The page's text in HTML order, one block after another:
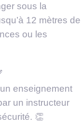
sous la
12 mètres de
ou les
enseignement
un instructeur
👏